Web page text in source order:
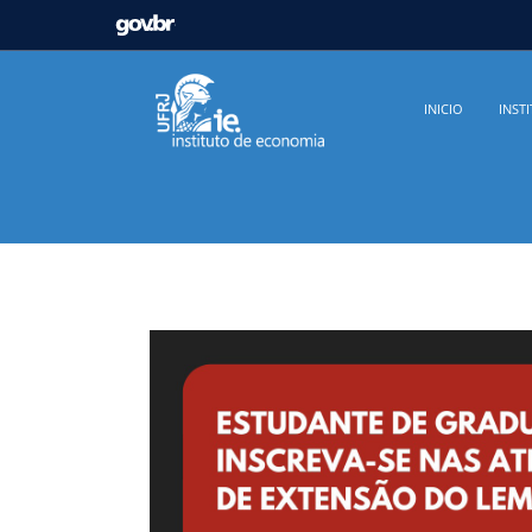
GOVBR
Casa Civil Ministério da Justiça e Segurança
Secretaria de Governo Gabinete de Segurança
INICIO